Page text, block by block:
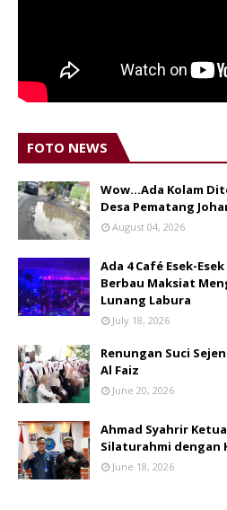
FOTO NEWS
Wow...Ada Kolam
Desa Pematang
August 04, 2026
Ada 4 Café Esek-
Berbau Maksiat
Lunang Labura
July 18, 2026
Renungan Suci
Al Faiz
June 20, 2026
Ahmad Syahrir
Silaturahmi dengan
June 18, 2026